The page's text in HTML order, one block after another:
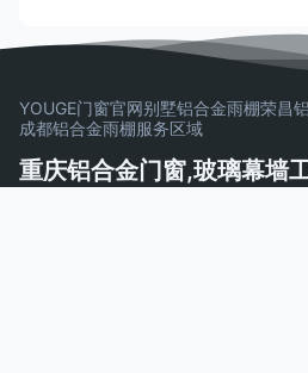
工程，用专业技术
市居住空间，助
YOUGE门窗官网别墅铝合金雨棚荣昌
成都铝合金雨棚服务区域
重庆铝合金门窗,玻璃幕墙